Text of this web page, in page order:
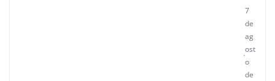
7
de
ag
ost
o
de